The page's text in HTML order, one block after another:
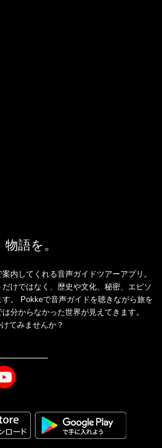
語を。
内してくれる音声ガイドツアーアプリ。
けではなく、歴史や文化、秘密、エピソ
。 Pokkeで音声ガイドを聴きながら旅を
分からなかった世界が見えてきます。
てみませんか？